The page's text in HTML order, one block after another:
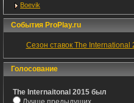
Boevik
События ProPlay.ru
Сезон ставок The International
Голосование
The Internaitonal 2015 был